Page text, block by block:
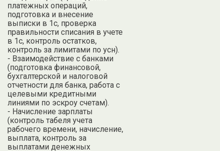
платежных операций,
подготовка и внесение
выписки в 1с, проверка
правильности списания в учете
в 1с, контроль остатков,
контроль за лимитами по усн).
- Взаимодействие с банками
(подготовка финансовой,
бухгалтерской и налоговой
отчетности для банка, работа с
целевыми кредитными
линиями по эскроу счетам).
- Начисление зарплаты
(контроль табеля учета
рабочего времени, начисление,
выплата, контроль за
выплатами денежных